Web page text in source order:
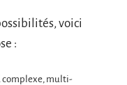
voici
:
complexe, multi-